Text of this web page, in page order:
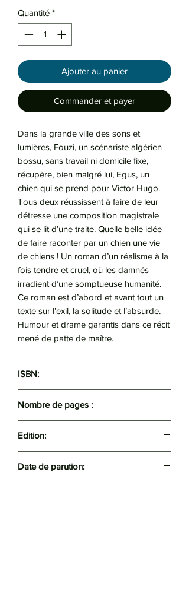
Quantité *
Ajouter au panier
Commander et payer
Dans la grande ville des sons et
lumières, Fouzi, un scénariste algérien
bossu, sans travail ni domicile fixe,
récupère, bien malgré lui, Egus, un
chien qui se prend pour Victor Hugo.
Tous deux réussissent à faire de leur
détresse une composition magistrale
qui se lit d’une traite. Quelle belle idée
de faire raconter par un chien une vie
de chiens ! Un roman d’un réalisme à la
fois tendre et cruel, où les damnés
irradient d’une somptueuse humanité.
Ce roman est d’abord et avant tout un
texte sur l’exil, la solitude et l’absurde.
Humour et drame garantis dans ce récit
mené de patte de maître.
ISBN:
Nombre de pages :
Edition:
Date de parution: